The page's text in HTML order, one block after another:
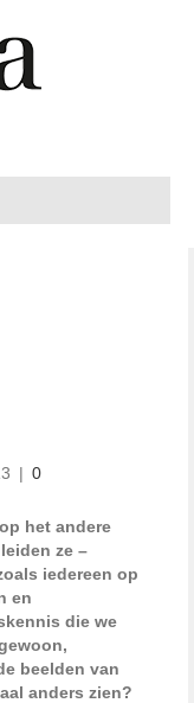
| 0
het andere
ze –
iedereen op
en
die we
beelden van
anders zien?